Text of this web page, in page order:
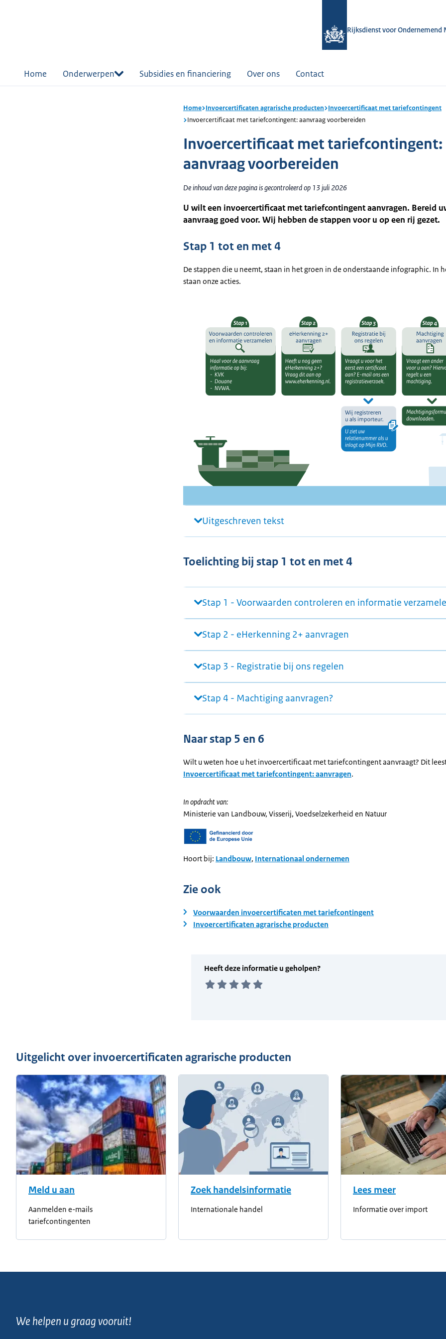
Rijksdienst voor Ondernemend
Home Onderwerpen Subsidies en financiering Over ons Contact
Home Invoercertificaten agrarische producten Invoercertificaat met tariefcontingent
Invoercertificaat met tariefcontingent: aanvraag voorbereiden
Invoercertificaat met tariefcontingent:
aanvraag voorbereiden
De inhoud van deze pagina is gecontroleerd op 13 juli 2026
U wilt een invoercertificaat met tariefcontingent aanvragen. Bereid
aanvraag goed voor. Wij hebben de stappen voor u op een rij gezet.
Stap 1 tot en met 4
De stappen die u neemt, staan in het groen in de onderstaande infographic. In
staan onze acties.
Uitgeschreven tekst
Toelichting bij stap 1 tot en met 4
Stap 1 - Voorwaarden controleren en informatie
Stap 2 - eHerkenning 2+ aanvragen
Stap 3 - Registratie bij ons regelen
Stap 4 - Machtiging aanvragen?
Naar stap 5 en 6
Wilt u weten hoe u het invoercertificaat met tariefcontingent aanvraagt? Dit
Invoercertificaat met tariefcontingent: aanvragen.
In opdracht van:
Ministerie van Landbouw, Visserij, Voedselzekerheid en Natuur
Hoort bij: Landbouw, Internationaal ondernemen
Zie ook
Voorwaarden invoercertificaten met tariefcontingent
Invoercertificaten agrarische producten
Uitgelicht over invoercertificaten agrarische producten
Meld u aan
Aanmelden e-mails
tariefcontingenten
Zoek handelsinformatie
Internationale handel
Lees meer
Informatie over import
We helpen u graag vooruit!